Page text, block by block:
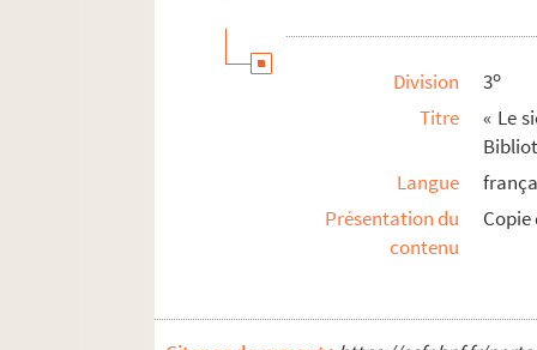
Division 3o
Titre
« Le
Langue
Présentation du
contenu
Copie